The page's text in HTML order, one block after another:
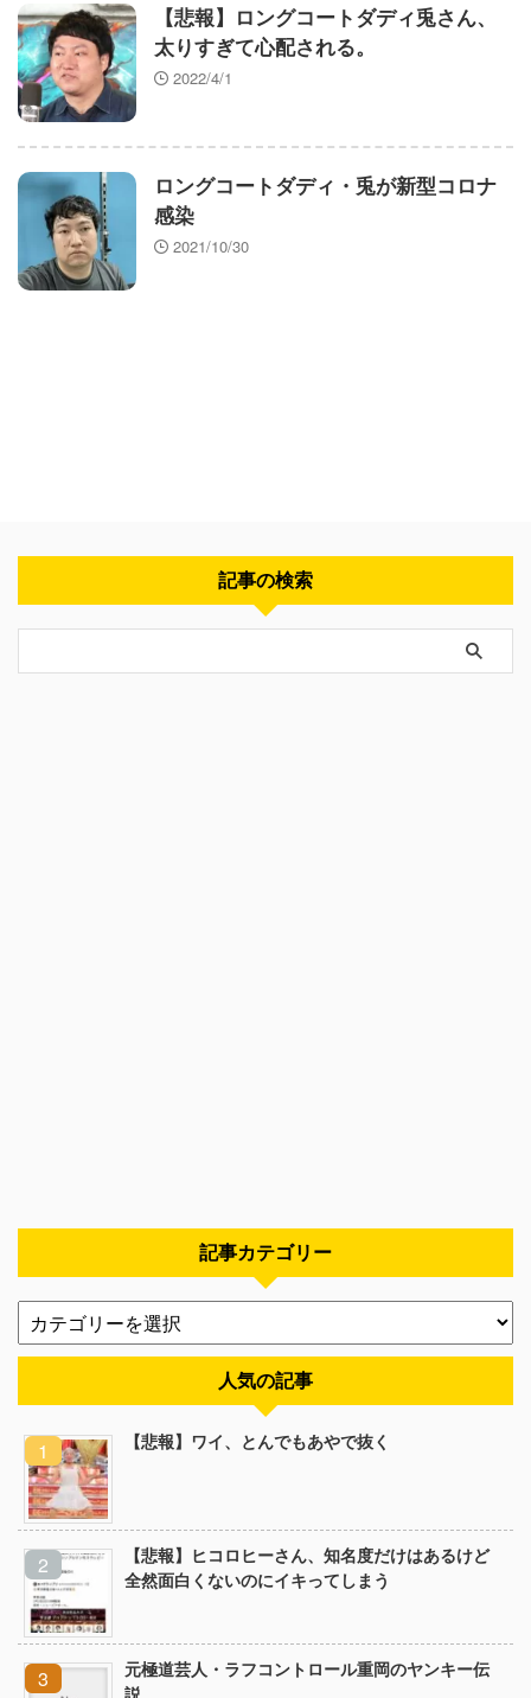
【悲報】ロングコートダディ兎さん、
太りすぎて心配される。
2022/4/1
ロングコートダディ・兎が新型コロナ
感染
2021/10/30
記事の検索
記事カテゴリー
人気の記事
【悲報】ワイ、とんでもあやで抜く
【悲報】ヒコロヒーさん、知名度だけはあるけど
全然面白くないのにイキってしまう
元極道芸人・ラフコントロール重岡のヤンキー伝
説